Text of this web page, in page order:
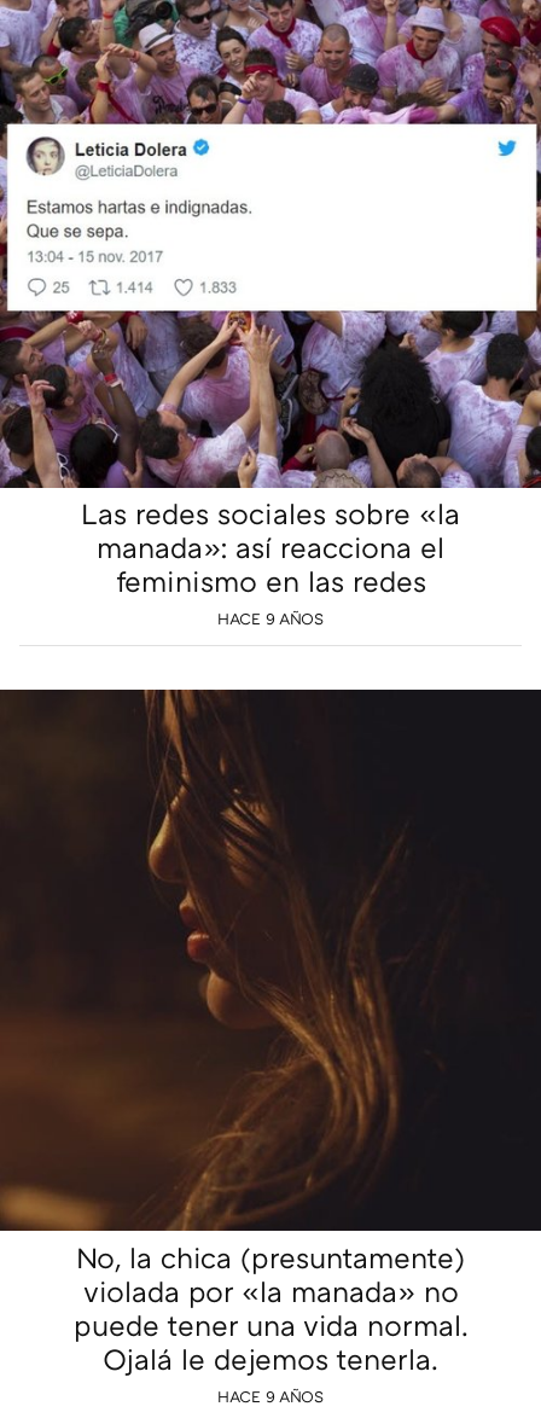
Las redes sociales sobre «la
manada»: así reacciona el
feminismo en las redes
HACE 9 AÑOS
No, la chica (presuntamente)
violada por «la manada» no
puede tener una vida normal.
Ojalá le dejemos tenerla.
HACE 9 AÑOS